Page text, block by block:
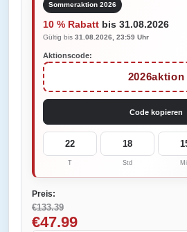
Sommeraktion 2026
10 % Rabatt bis 31.08.2026
Gültig bis 31.08.2026, 23:59 Uhr
Aktionscode:
2026aktion
Code kopieren
22
T
18
Std
Preis:
€133.39
€47.99